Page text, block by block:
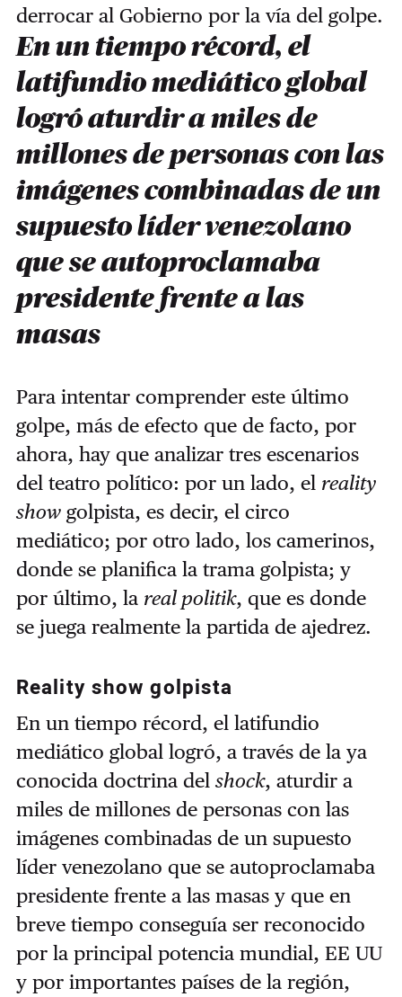
derrocar al Gobierno por la vía del golpe.
En un tiempo récord, el
latifundio mediático global
logró aturdir a miles de
millones de personas con las
imágenes combinadas de un
supuesto líder venezolano
que se autoproclamaba
presidente frente a las
masas
Para intentar comprender este último
golpe, más de efecto que de facto, por
ahora, hay que analizar tres escenarios
del teatro político: por un lado, el reality
showgolpista, es decir, el circo
mediático; por otro lado, los camerinos,
donde se planifica la trama golpista; y
por último, la real politik, que es donde
se juega realmente la partida de ajedrez.
Reality show golpista
En un tiempo récord, el latifundio
mediático global logró, a través de la ya
conocida doctrina del shock, aturdir a
miles de millones de personas con las
imágenes combinadas de un supuesto
líder venezolano que se autoproclamaba
presidente frente a las masas y que en
breve tiempo conseguía ser reconocido
por la principal potencia mundial, EE UU
y por importantes países de la región,